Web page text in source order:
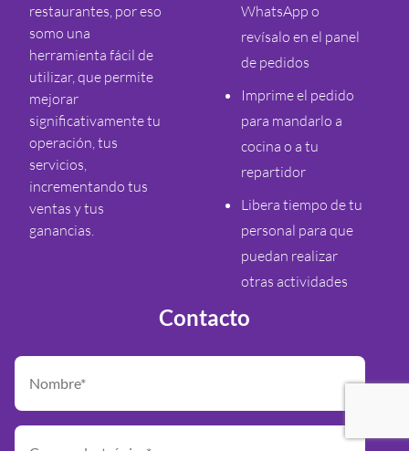
restaurantes, por eso
somo una
herramienta fácil de
utilizar, que permite
mejorar
significativamente tu
operación, tus
servicios,
incrementando tus
ventas y tus
ganancias.
WhatsApp o
revísalo en el panel
de pedidos
Imprime el pedido
para mandarlo a
cocina o a tu
repartidor
Libera tiempo de tu
personal para que
puedan realizar
otras actividades
Contacto